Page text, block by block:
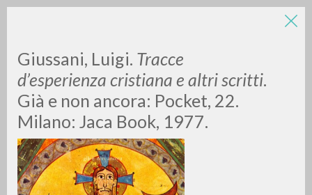
Giussani, Luigi. Tracce
d’esperienza cristiana e altri scritti.
Già e non ancora: Pocket, 22.
Milano: Jaca Book, 1977.
LUIGI
GIUSSANI